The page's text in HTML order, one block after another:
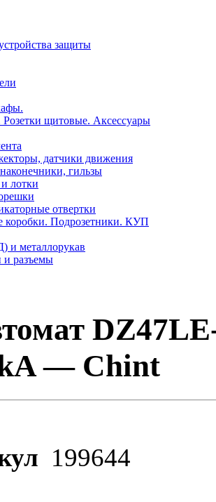
защиты
щитовые. Аксессуары
датчики движения
гильзы
лотки
отвертки
коробки. Подрозетники. КУП
металлорукав
и разъемы
— Chint
199644